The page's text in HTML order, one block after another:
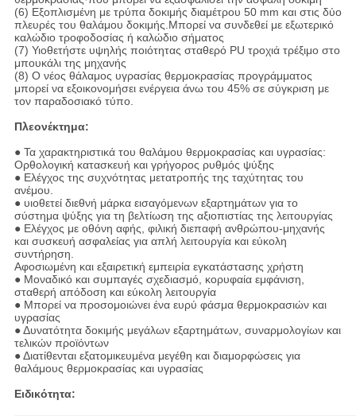
(6) Εξοπλισμένη με τρύπα δοκιμής διαμέτρου 50 mm και στις δύο
πλευρές του θαλάμου δοκιμής.Μπορεί να συνδεθεί με εξωτερικό
καλώδιο τροφοδοσίας ή καλώδιο σήματος
(7) Υιοθετήστε υψηλής ποιότητας σταθερό PU τροχιά τρέξιμο στο
μπουκάλι της μηχανής
(8) Ο νέος θάλαμος υγρασίας θερμοκρασίας προγράμματος
μπορεί να εξοικονομήσει ενέργεια άνω του 45% σε σύγκριση με
τον παραδοσιακό τύπο.
Πλεονέκτημα:
● Τα χαρακτηριστικά του θαλάμου θερμοκρασίας και υγρασίας:
Ορθολογική κατασκευή και γρήγορος ρυθμός ψύξης
● Ελέγχος της συχνότητας μετατροπής της ταχύτητας του
ανέμου.
● υιοθετεί διεθνή μάρκα εισαγόμενων εξαρτημάτων για το
σύστημα ψύξης για τη βελτίωση της αξιοπιστίας της λειτουργίας
● Ελέγχος με οθόνη αφής, φιλική διεπαφή ανθρώπου-μηχανής
και συσκευή ασφαλείας για απλή λειτουργία και εύκολη
συντήρηση.
Αφοσιωμένη και εξαιρετική εμπειρία εγκατάστασης χρήστη
● Μοναδικό και συμπαγές σχεδιασμό, κορυφαία εμφάνιση,
σταθερή απόδοση και εύκολη λειτουργία
● Μπορεί να προσομοιώνει ένα ευρύ φάσμα θερμοκρασιών και
υγρασίας
● Δυνατότητα δοκιμής μεγάλων εξαρτημάτων, συναρμολογίων και
τελικών προϊόντων
● Διατίθενται εξατομικευμένα μεγέθη και διαμορφώσεις για
θαλάμους θερμοκρασίας και υγρασίας
Ειδικότητα: